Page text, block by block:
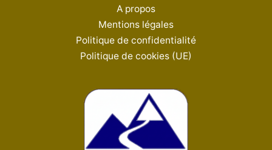
A propos
Mentions légales
Politique de confidentialité
Politique de cookies (UE)